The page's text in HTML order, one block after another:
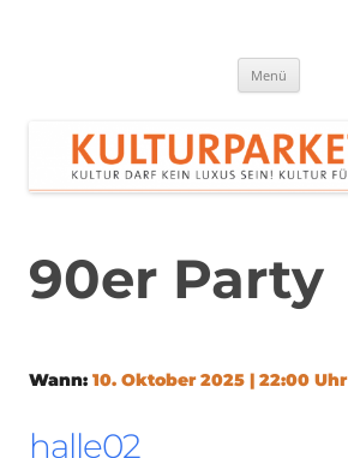
Menü
90er Party
Wann: 10. Oktober 2025 | 22:00 Uhr
halle02